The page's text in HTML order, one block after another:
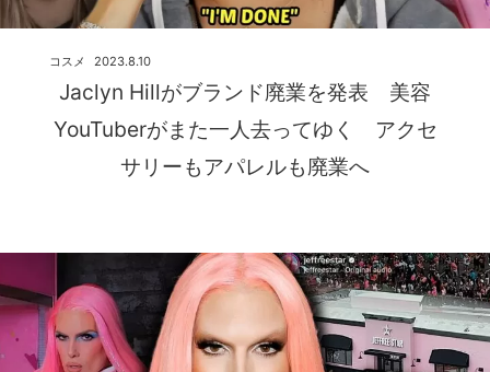
Jaclyn Hillがブランド廃業を発表 美容
YouTuberがまた一人去ってゆく アクセ
サリーもアパレルも廃業へ
2023.8.10
コスメ